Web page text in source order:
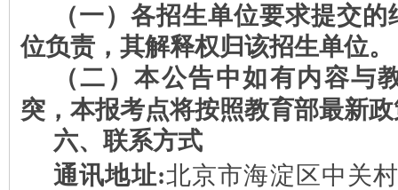
（一）各招生单位要求提交的
位负责，其解释权归该招生单位。
（二 ）本公告中如有内容与
突，本报考点将按照教育部最新
六、联系方式
通讯地址:北京市海淀区中关